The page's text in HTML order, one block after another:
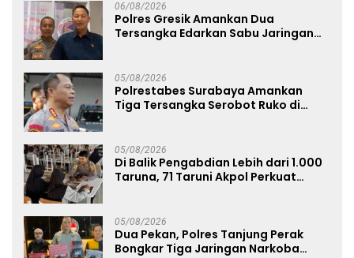
06/08/2026
Polres Gresik Amankan Dua
Tersangka Edarkan Sabu Jaringan
05/08/2026
Polrestabes Surabaya Amankan
Tiga Tersangka Serobot Ruko di
05/08/2026
Di Balik Pengabdian Lebih dari 1.000
Taruna, 71 Taruni Akpol Perkuat
05/08/2026
Dua Pekan, Polres Tanjung Perak
Bongkar Tiga Jaringan Narkoba